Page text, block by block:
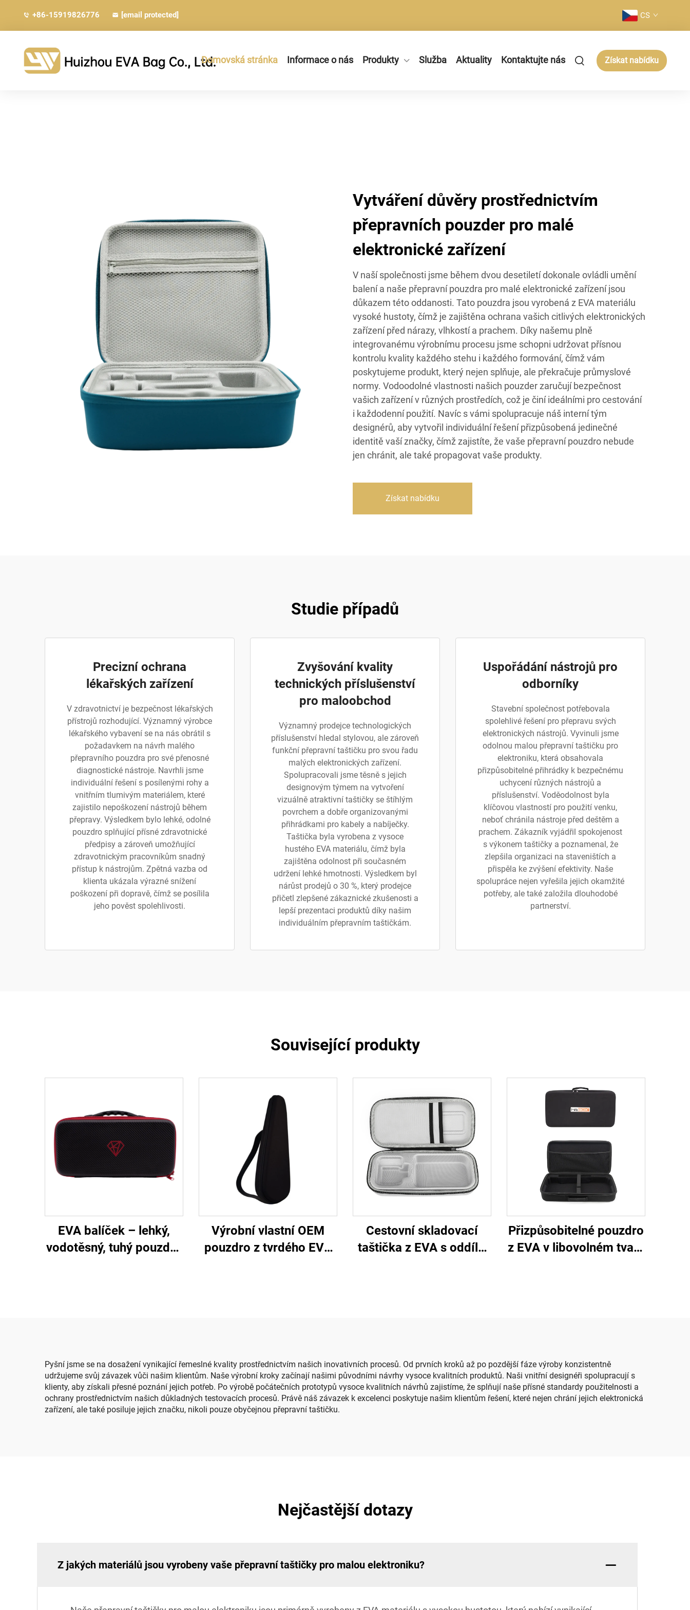
+86-15919826776 [email protected] CS
Domovská stránka Informace o nás Produkty Služba Aktuality Kontaktujte nás Získat nabídku
Vytváření důvěry prostřednictvím
přepravních pouzder pro malé
elektronické zařízení
V naší společnosti jsme během dvou desetiletí dokonale ovládli umění
balení a naše přepravní pouzdra pro malé elektronické zařízení jsou
důkazem této oddanosti. Tato pouzdra jsou vyrobená z EVA materiálu
vysoké hustoty, čímž je zajištěna ochrana vašich citlivých elektronických
zařízení před nárazy, vlhkostí a prachem. Díky našemu plně
integrovanému výrobnímu procesu jsme schopni udržovat přísnou
kontrolu kvality každého stehu i každého formování, čímž vám
poskytujeme produkt, který nejen splňuje, ale překračuje průmyslové
normy. Vodoodolné vlastnosti našich pouzder zaručují bezpečnost
vašich zařízení v různých prostředích, což je činí ideálními pro cestování
i každodenní použití. Navíc s vámi spolupracuje náš interní tým
designérů, aby vytvořil individuální řešení přizpůsobená jedinečné
identitě vaší značky, čímž zajistíte, že vaše přepravní pouzdro nebude
jen chránit, ale také propagovat vaše produkty.
Získat nabídku
Studie případů
Precizní ochrana
lékařských zařízení
V zdravotnictví je bezpečnost lékařských
přístrojů rozhodující. Významný výrobce
lékařského vybavení se na nás obrátil s
požadavkem na návrh malého
přepravního pouzdra pro své přenosné
diagnostické nástroje. Navrhli jsme
individuální řešení s posílenými rohy a
vnitřním tlumivým materiálem, které
zajistilo nepoškození nástrojů během
přepravy. Výsledkem bylo lehké, odolné
pouzdro splňující přísné zdravotnické
předpisy a zároveň umožňující
zdravotnickým pracovníkům snadný
přístup k nástrojům. Zpětná vazba od
klienta ukázala výrazné snížení
poškození při dopravě, čímž se posílila
jeho pověst spolehlivosti.
Zvyšování kvality
technických příslušenství
pro maloobchod
Významný prodejce technologických
příslušenství hledal stylovou, ale zároveň
funkční přepravní taštičku pro svou řadu
malých elektronických zařízení.
Spolupracovali jsme těsně s jejich
designovým týmem na vytvoření
vizuálně atraktivní taštičky se štíhlým
povrchem a dobře organizovanými
přihrádkami pro kabely a nabíječky.
Taštička byla vyrobena z vysoce
hustého EVA materiálu, čímž byla
zajištěna odolnost při současném
udržení lehké hmotnosti. Výsledkem byl
nárůst prodejů o 30 %, který prodejce
přičetl zlepšené zákaznické zkušenosti a
lepší prezentaci produktů díky našim
individuálním přepravním taštičkám.
Uspořádání nástrojů pro
odborníky
Stavební společnost potřebovala
spolehlivé řešení pro přepravu svých
elektronických nástrojů. Vyvinuli jsme
odolnou malou přepravní taštičku pro
elektroniku, která obsahovala
přizpůsobitelné přihrádky k bezpečnému
uchycení různých nástrojů a
příslušenství. Voděodolnost byla
klíčovou vlastností pro použití venku,
neboť chránila nástroje před deštěm a
prachem. Zákazník vyjádřil spokojenost
s výkonem taštičky a poznamenal, že
zlepšila organizaci na staveništích a
přispěla ke zvýšení efektivity. Naše
spolupráce nejen vyřešila jejich okamžité
potřeby, ale také založila dlouhodobé
partnerství.
Související produkty
EVA balíček – lehký,
vodotěsný, tuhý pouzdro
cestování
Výrobní vlastní OEM
pouzdro z tvrdého EVA
Cestovní skladovací
taštička z EVA s oddíly,
Přizpůsobitelné pouzdro
z EVA v libovolném tvaru
Pyšní jsme se na dosažení vynikající řemeslné kvality prostřednictvím našich inovativních procesů. Od prvních kroků až po pozdější fáze výroby konzistentně
udržujeme svůj závazek vůči našim klientům. Naše výrobní kroky začínají našimi původními návrhy vysoce kvalitních produktů. Naši vnitřní designéři spolupracují s
klienty, aby získali přesné poznání jejich potřeb. Po výrobě počátečních prototypů vysoce kvalitních návrhů zajistíme, že splňují naše přísné standardy použitelnosti a
ochrany prostřednictvím našich důkladných testovacích procesů. Právě náš závazek k excelenci poskytuje našim klientům řešení, které nejen chrání jejich elektronická
zařízení, ale také posiluje jejich značku, nikoli pouze obyčejnou přepravní taštičku.
Nejčastější dotazy
Z jakých materiálů jsou vyrobeny vaše přepravní taštičky pro malou elektroniku?